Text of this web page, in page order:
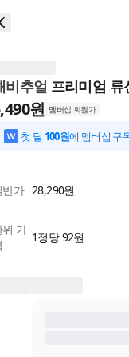
비추얼 프리미엄 류
원 멤버십 회원가
첫 달100원에 멤버십 구
반가 28,290원
위 가
1정당 92원